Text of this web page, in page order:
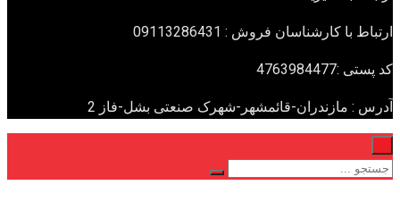
شهرک صنعتی بشل-فاز 2